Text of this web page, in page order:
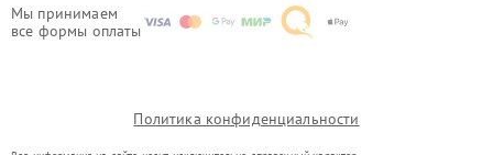
Мы принимаем
все формы оплаты
Политика конфиденциальности